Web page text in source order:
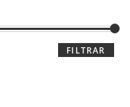
FILTRAR